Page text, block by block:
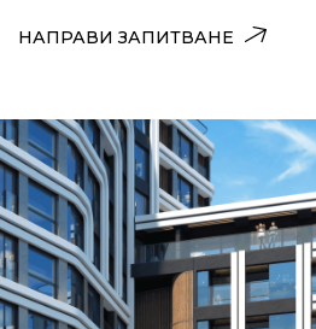
НАПРАВИ ЗАПИТВАНЕ